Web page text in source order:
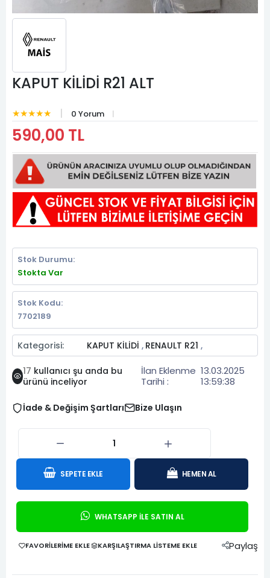
KAPUT KİLİDİ R21 ALT
★★★★★ 0 Yorum
590,00 TL
Stok Durumu:
Stokta Var
Stok Kodu:
7702189
Kategorisi: KAPUT KİLİDİ , RENAULT R21 ,
17 kullanıcı şu anda bu
ürünü inceliyor
İlan Eklenme
Tarihi :
13.03.2025
13:59:38
İade & Değişim Şartları Bize Ulaşın
SEPETE EKLE HEMEN AL
WHATSAPP İLE SATIN AL
FAVORILERIME EKLE KARŞILAŞTIRMA LISTEME EKLE Paylaş